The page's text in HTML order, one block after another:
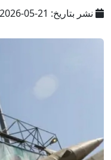
نشر بتاريخ: 21-05-2026 |